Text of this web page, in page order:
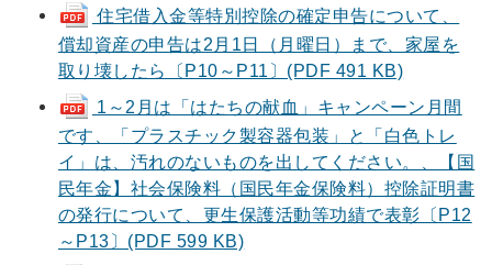
住宅借入金等特別控除の確定申告について、
償却資産の申告は2月1日（月曜日）まで、家屋を
取り壊したら〔P10～P11〕(PDF 491 KB)
1～2月は「はたちの献血」キャンペーン月間
です、「プラスチック製容器包装」と「白色トレ
イ」は、汚れのないものを出してください。、【国
民年金】社会保険料（国民年金保険料）控除証明書
の発行について、更生保護活動等功績で表彰〔P12
～P13〕(PDF 599 KB)